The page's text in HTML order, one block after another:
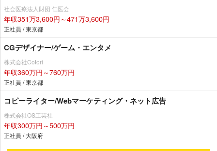
社会医療法人財団 仁医会
年収351万3,600円～471万3,600円
正社員 / 東京都
CGデザイナー/ゲーム・エンタメ
株式会社Cotori
年収360万円～760万円
正社員 / 東京都
コピーライター/Webマーケティング・ネット広告
株式会社OS工芸社
年収300万円～500万円
正社員 / 大阪府